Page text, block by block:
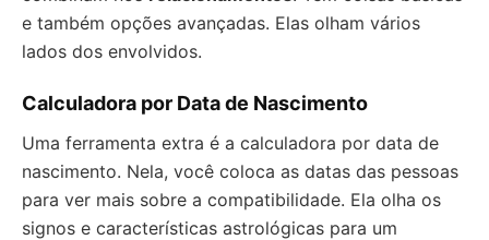
e também opções avançadas. Elas olham vários
lados dos envolvidos.
Calculadora por Data de Nascimento
Uma ferramenta extra é a calculadora por data de
nascimento. Nela, você coloca as datas das pessoas
para ver mais sobre a compatibilidade. Ela olha os
signos e características astrológicas para um